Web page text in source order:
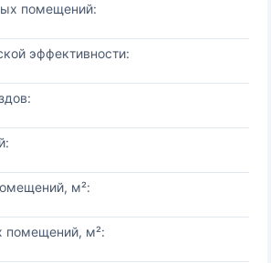
помещений:
эффективности:
м²:
м²: